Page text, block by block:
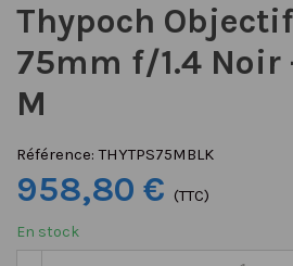
Thypoch
75mm f/1.4 Noir
M
Référence: THYTPS75MBLK
958,80 € (TTC)
En stock